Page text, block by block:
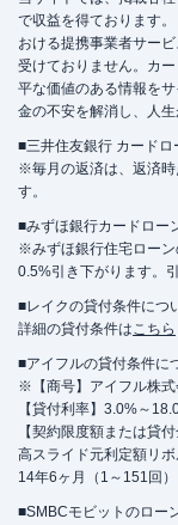
で収益を得ております
おける提携事業者サー
受けておりません。カ
平な価値のある情報を
金の不安を解消し、人
■三井住友銀行 カードロ
※毎月の返済は、返済時
す。
■みずほ銀行カードロー
※みずほ銀行住宅ロー
0.5%引き下がります。
■レイクの貸付条件につ
詳細の貸付条件はこちら
■アイフルの貸付条件に
※【商号】アイフル株
【貸付利率】3.0%～
【契約限度額または貸
高スライド元利定額リ
14年6ヶ月（1～151回
■SMBCモビットのロー